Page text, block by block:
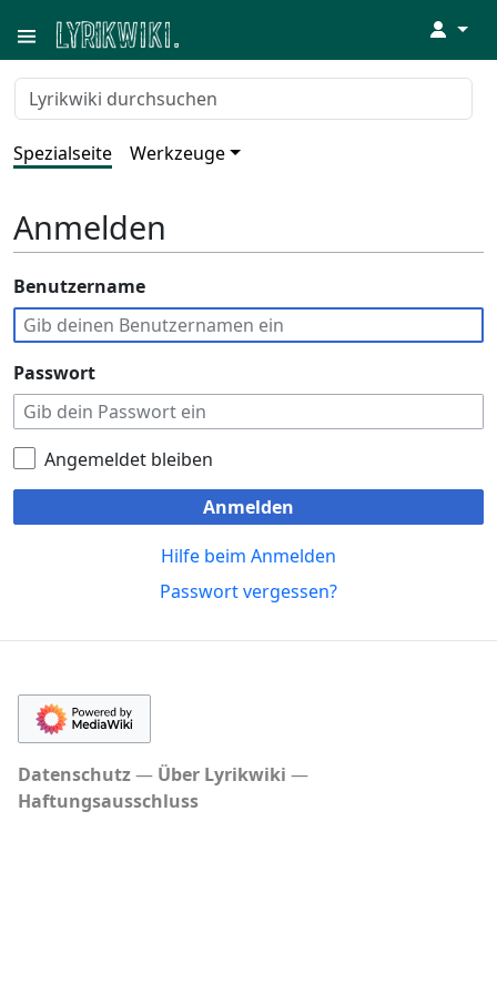
↓
Spezialseite Werkzeuge
Anmelden
Benutzername
Passwort
Angemeldet bleiben
Anmelden
Hilfe beim Anmelden
Passwort vergessen?
Datenschutz
Über Lyrikwiki
Haftungsausschluss